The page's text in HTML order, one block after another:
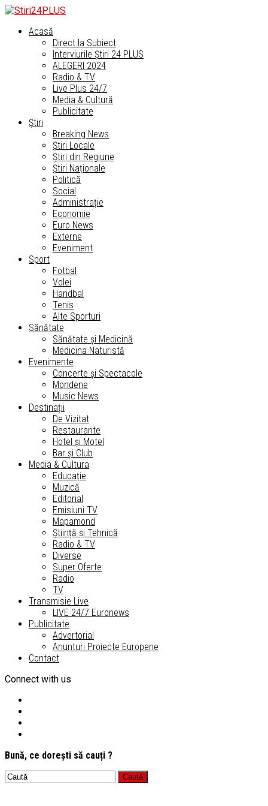
Acasă
Direct la Subiect
Interviurile Știri 24 PLUS
ALEGERI 2024
Radio & TV
Live Plus 24/7
Media & Cultură
Publicitate
Știri
Breaking News
Știri Locale
Știri din Regiune
Știri Naționale
Politică
Social
Administrație
Economie
Euro News
Externe
Eveniment
Sport
Fotbal
Volei
Handbal
Tenis
Alte Sporturi
Sănătate
Sănătate și Medicină
Medicina Naturistă
Evenimente
Concerte și Spectacole
Mondene
Music News
Destinații
De Vizitat
Restaurante
Hotel și Motel
Bar și Club
Media & Cultura
Educație
Muzică
Editorial
Emisiuni TV
Mapamond
Știință și Tehnică
Radio & TV
Diverse
Super Oferte
Radio
TV
Transmisie Live
LIVE 24/7 Euronews
Publicitate
Advertorial
Anunturi Proiecte Europene
Contact
Connect with us
Bună, ce dorești să cauți ?